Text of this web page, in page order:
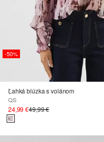
-50%
Ľahká blúzka s volánom
QS
24,99 €49,99 €